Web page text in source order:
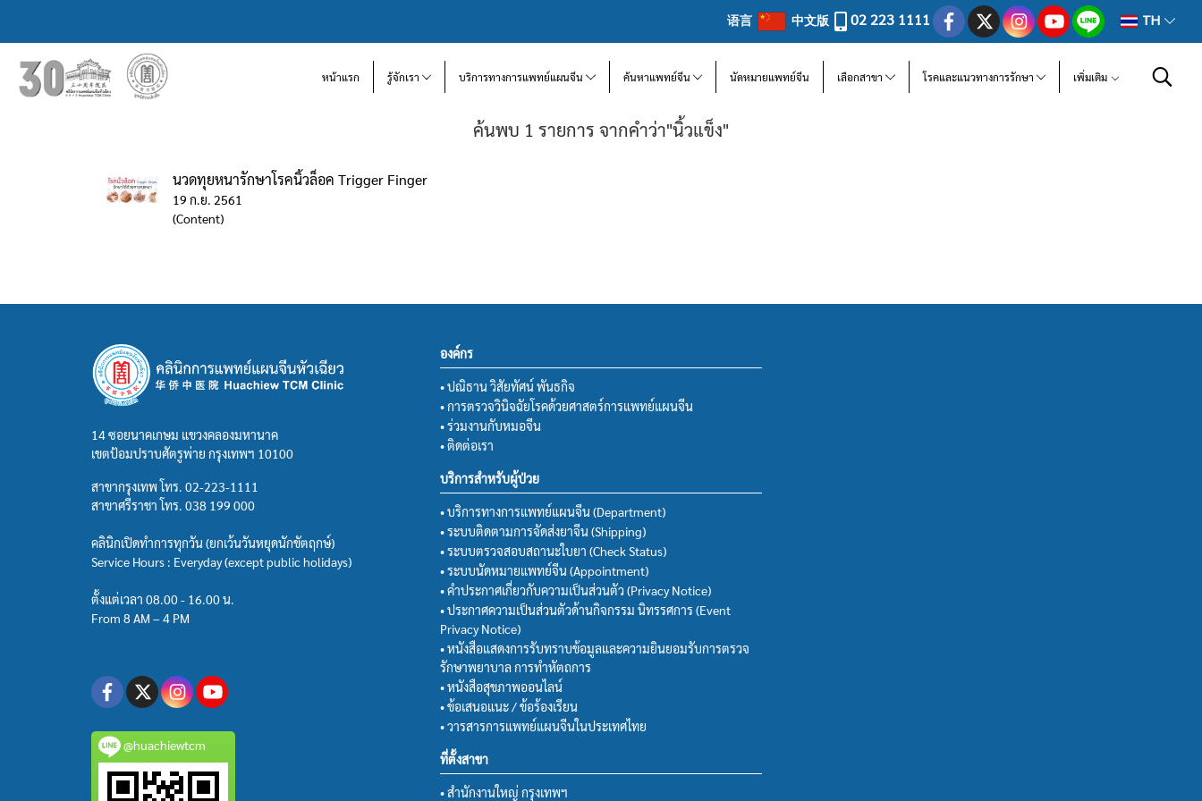
语言 中文版 02 223 1111 TH
หน้าแรก รู้จักเรา บริการทางการแพทย์แผนจีน ค้นหาแพทย์จีน นัดหมายแพทย์จีน เลือกสาขา โรคและแนวทางการรักษา เพิ่มเติม
ค้นพบ 1 รายการ จากคำว่า"นิ้วแข็ง"
นวดทุยหนารักษาโรคนิ้วล็อค Trigger Finger
19 ก.ย. 2561
(Content)
14 ซอยนาคเกษม แขวงคลองมหานาค
เขตป้อมปราบศัตรูพ่าย กรุงเทพฯ 10100
สาขากรุงเทพ โทร. 02-223-1111
สาขาศรีราชา โทร. 038 199 000
คลินิกเปิดทำการทุกวัน (ยกเว้นวันหยุดนักขัตฤกษ์)
Service Hours : Everyday (except public holidays)
ตั้งแต่เวลา 08.00 - 16.00 น.
From 8 AM – 4 PM
@huachiewtcm
องค์กร
• ปณิธาน วิสัยทัศน์ พันธกิจ
• การตรวจวินิจฉัยโรคด้วยศาสตร์การแพทย์แผนจีน
• ร่วมงานกับหมอจีน
• ติดต่อเรา
บริการสำหรับผู้ป่วย
• บริการทางการแพทย์แผนจีน (Department)
• ระบบติดตามการจัดส่งยาจีน (Shipping)
• ระบบตรวจสอบสถานะใบยา (Check Status)
• ระบบนัดหมายแพทย์จีน (Appointment)
• คำประกาศเกี่ยวกับความเป็นส่วนตัว (Privacy Notice)
• ประกาศความเป็นส่วนตัวด้านกิจกรรม นิทรรศการ (Event
Privacy Notice)
• หนังสือแสดงการรับทราบข้อมูลและความยินยอมรับการตรวจ
รักษาพยาบาล การทำหัตถการ
• หนังสือสุขภาพออนไลน์
• ข้อเสนอแนะ / ข้อร้องเรียน
• วารสารการแพทย์แผนจีนในประเทศไทย
ที่ตั้งสาขา
• สำนักงานใหญ่ กรุงเทพฯ